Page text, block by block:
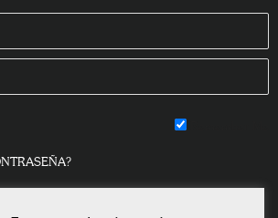
del contenido de sus escritos.